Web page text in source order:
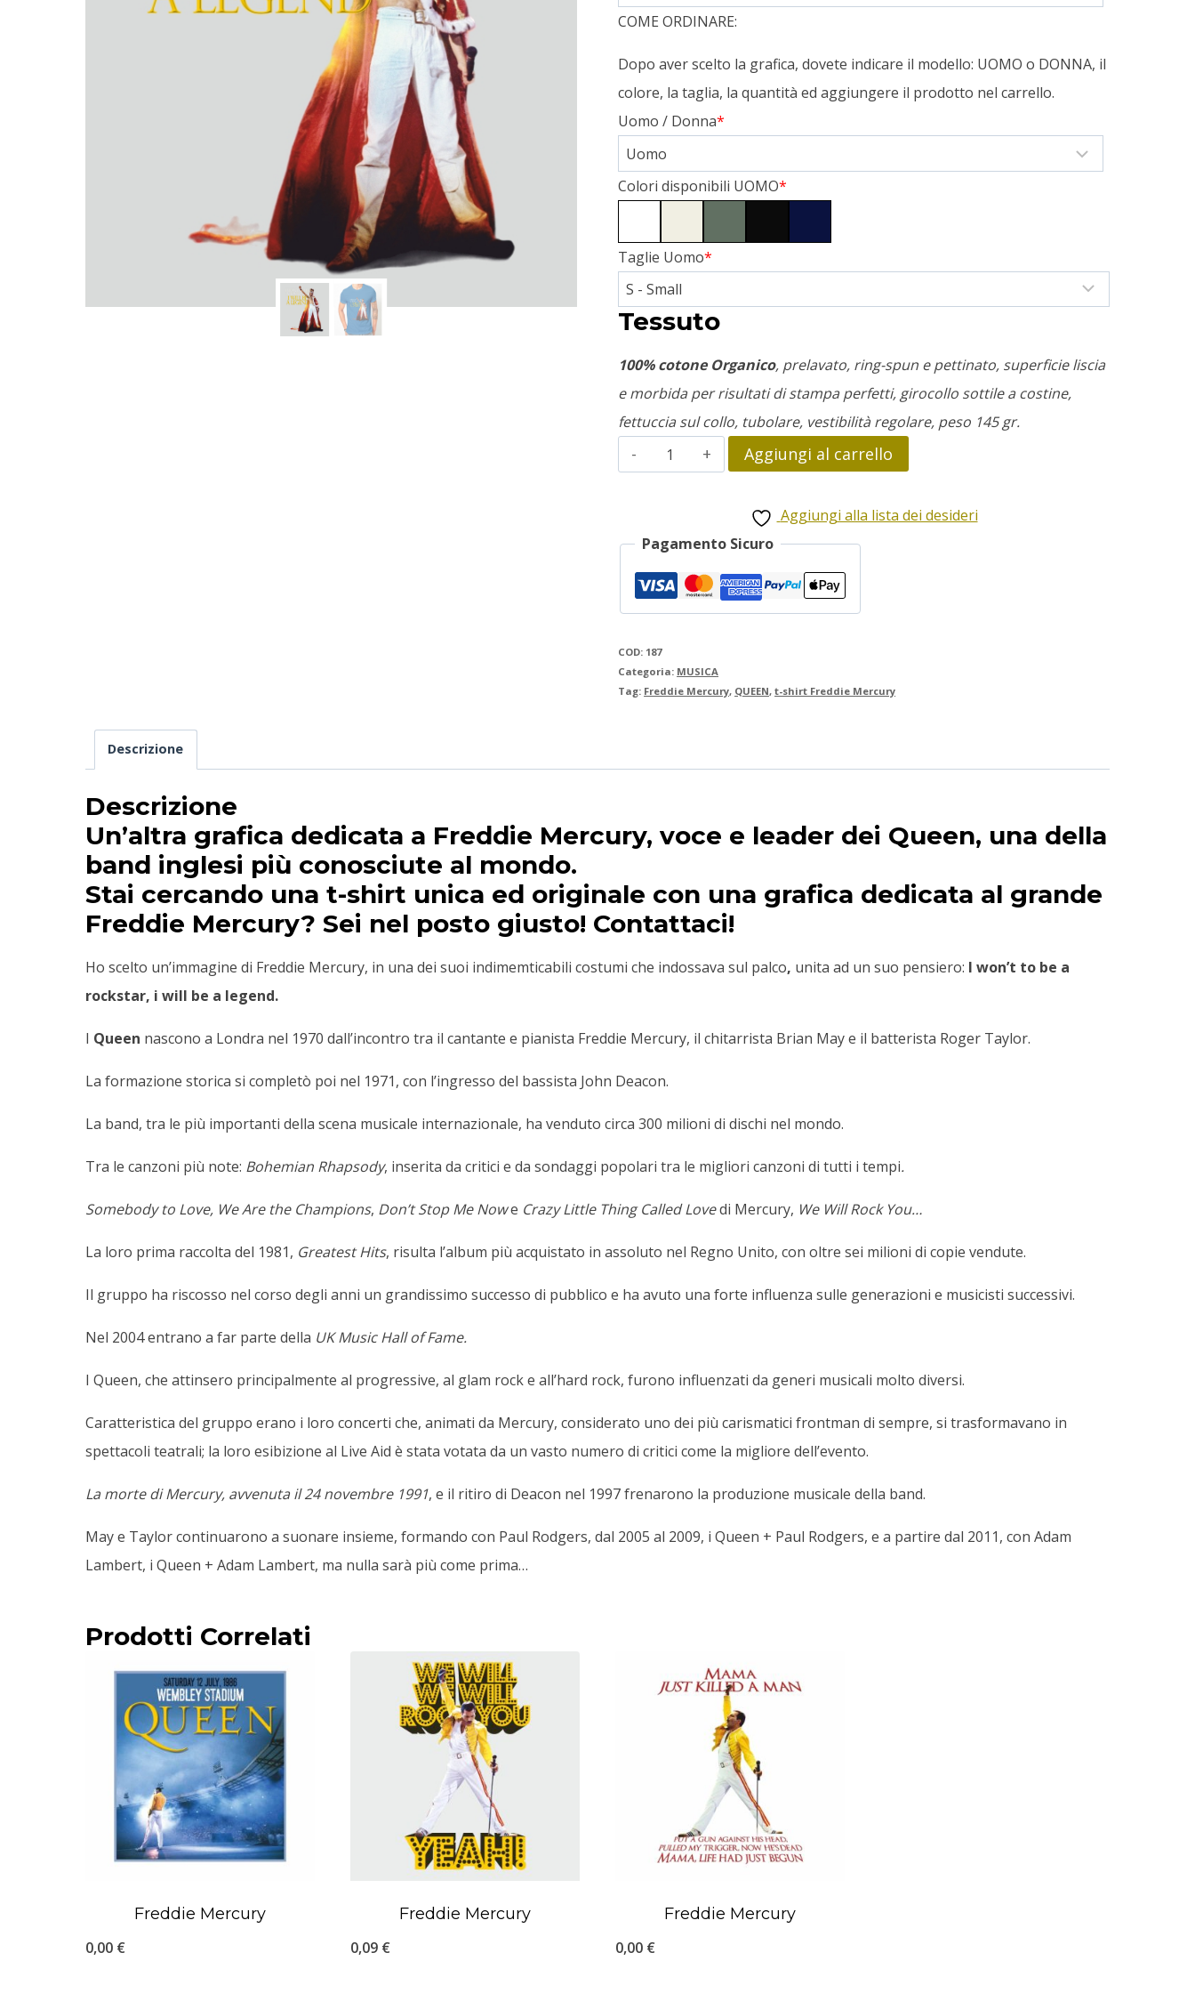
COME ORDINARE:
Dopo aver scelto la grafica, dovete indicare il modello: UOMO o DONNA, il
colore, la taglia, la quantità ed aggiungere il prodotto nel carrello.
*
Uomo / Donna
*
Colori disponibili UOMO
*
Taglie Uomo
Tessuto
100% cotone Organico, prelavato, ring-spun e pettinato, superficie liscia
e morbida per risultati di stampa perfetti, girocollo sottile a costine,
fettuccia sul collo, tubolare, vestibilità regolare, peso 145 gr.
Freddie
Mercury
Aggiungi al carrello
Aggiungi alla lista dei desideri
Pagamento Sicuro
COD: 187
Categoria: MUSICA
Tag: Freddie Mercury, QUEEN,t-shirt Freddie Mercury
Descrizione
Descrizione
Un’altra grafica dedicata a Freddie Mercury, voce e leader dei Queen, una della
band inglesi più conosciute al mondo.
Stai cercando una t-shirt unica ed originale con una grafica dedicata al grande
Freddie Mercury? Sei nel posto giusto! Contattaci!
Ho scelto un’immagine di Freddie Mercury, in una dei suoi indimemticabili costumi che indossava sul palco, unita ad un suo pensiero: I won’t to be a
rockstar, i will be a legend.
I Queen nascono a Londra nel 1970 dall’incontro tra il cantante e pianista Freddie Mercury, il chitarrista Brian May e il batterista Roger Taylor.
La formazione storica si completò poi nel 1971, con l’ingresso del bassista John Deacon.
La band, tra le più importanti della scena musicale internazionale, ha venduto circa 300 milioni di dischi nel mondo.
Tra le canzoni più note: Bohemian Rhapsody, inserita da critici e da sondaggi popolari tra le migliori canzoni di tutti i tempi.
Somebody to Love, We Are the Champions, Don’t Stop Me Nowe Crazy Little Thing Called Lovedi Mercury, We Will Rock You…
La loro prima raccolta del 1981, Greatest Hits, risulta l’album più acquistato in assoluto nel Regno Unito, con oltre sei milioni di copie vendute.
Il gruppo ha riscosso nel corso degli anni un grandissimo successo di pubblico e ha avuto una forte influenza sulle generazioni e musicisti successivi.
Nel 2004 entrano a far parte della UK Music Hall of Fame.
I Queen, che attinsero principalmente al progressive, al glam rock e all’hard rock, furono influenzati da generi musicali molto diversi.
Caratteristica del gruppo erano i loro concerti che, animati da Mercury, considerato uno dei più carismatici frontman di sempre, si trasformavano in
spettacoli teatrali; la loro esibizione al Live Aid è stata votata da un vasto numero di critici come la migliore dell’evento.
La morte di Mercury, avvenuta il 24 novembre 1991, e il ritiro di Deacon nel 1997 frenarono la produzione musicale della band.
May e Taylor continuarono a suonare insieme, formando con Paul Rodgers, dal 2005 al 2009, i Queen + Paul Rodgers, e a partire dal 2011, con Adam
Lambert, i Queen + Adam Lambert, ma nulla sarà più come prima…
Prodotti Correlati
Freddie Mercury
0,00 €
Freddie Mercury
0,09 €
Freddie Mercury
0,00 €